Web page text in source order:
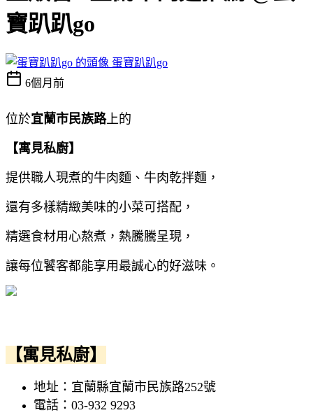
寶趴趴go
蛋寶趴趴go
6個月前
位於宜蘭市民族路上的
【寓見私廚】
提供職人現煮的牛肉麵、牛肉乾拌麵，
還有多樣精緻美味的小菜可搭配，
精選食材用心熬煮，熱騰騰呈現，
讓每位饕客都能享用最誠心的好滋味。
【寓見私廚】
地址：宜蘭縣宜蘭市民族路252號
電話：03-932 9293